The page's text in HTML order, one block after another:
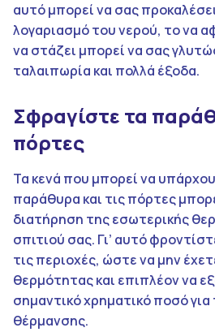
αυτό μπορεί να σας
λογαριασμό του νερού, το να
να στάζει μπορεί να σας
ταλαιπωρία και πολλά έξοδα.
Σφραγίστε τα
πόρτες
Τα κενά που μπορεί να
παράθυρα και τις πόρτες
διατήρηση της εσωτερικής
σπιτιού σας. Γι’ αυτό
τις περιοχές, ώστε να μην
θερμότητας και επιπλέον να
σημαντικό χρηματικό ποσό
θέρμανσης.